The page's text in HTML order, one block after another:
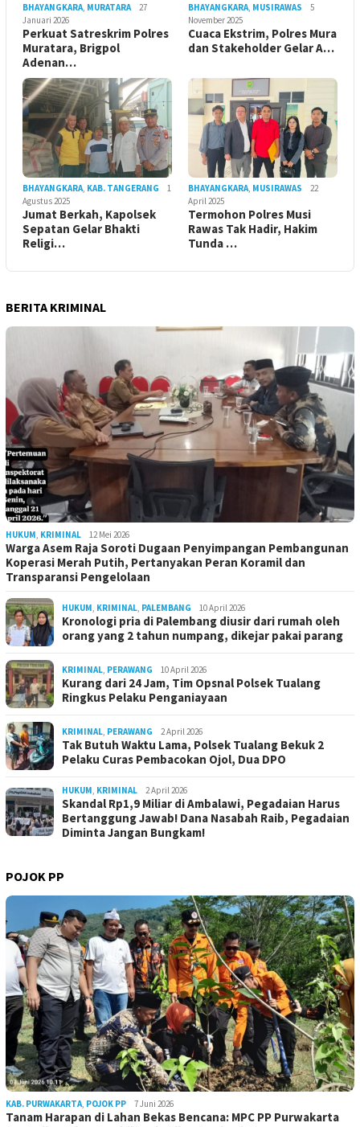
BHAYANGKARA, MURATARA
27
Januari 2026
Perkuat Satreskrim Polres
Muratara, Brigpol
Adenan…
BHAYANGKARA, MUSIRAWAS
5
November 2025
Cuaca Ekstrim, Polres Mura
dan Stakeholder Gelar A…
BHAYANGKARA, KAB. TANGERANG
1
Agustus 2025
Jumat Berkah, Kapolsek
Sepatan Gelar Bhakti
Religi…
BHAYANGKARA, MUSIRAWAS
22
April 2025
Termohon Polres Musi
Rawas Tak Hadir, Hakim
Tunda …
BERITA KRIMINAL
HUKUM, KRIMINAL 12 Mei 2026
Warga Asem Raja Soroti Dugaan Penyimpangan Pembangunan
Koperasi Merah Putih, Pertanyakan Peran Koramil dan
Transparansi Pengelolaan
HUKUM, KRIMINAL, PALEMBANG 10 April 2026
Kronologi pria di Palembang diusir dari rumah oleh
orang yang 2 tahun numpang, dikejar pakai parang
KRIMINAL, PERAWANG 10 April 2026
Kurang dari 24 Jam, Tim Opsnal Polsek Tualang
Ringkus Pelaku Penganiayaan
KRIMINAL, PERAWANG 2 April 2026
Tak Butuh Waktu Lama, Polsek Tualang Bekuk 2
Pelaku Curas Pembacokan Ojol, Dua DPO
HUKUM, KRIMINAL 2 April 2026
Skandal Rp1,9 Miliar di Ambalawi, Pegadaian Harus
Bertanggung Jawab! Dana Nasabah Raib, Pegadaian
Diminta Jangan Bungkam!
POJOK PP
KAB. PURWAKARTA, POJOK PP 7 Juni 2026
Tanam Harapan di Lahan Bekas Bencana: MPC PP Purwakarta